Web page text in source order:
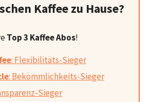
Kaffee zu Hause?
Top 3 Kaffee Abos!
: Flexibilitäts-Sieger
: Bekömmlichkeits-Sieger
Sieger